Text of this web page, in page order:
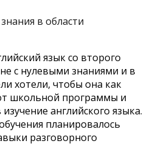
в области
язык со второго
с нулевыми знаниями и в
хотели, чтобы она как
школьной программы и
английского языка.
планировалось
разговорного